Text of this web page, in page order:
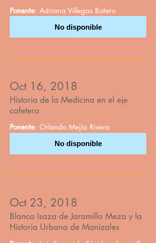
Ponente: Adriana Villegas Botero
No disponible
Oct 16, 2018
Historia de la Medicina en el eje
cafetero
Ponente: Orlando Mejía Rivera
No disponible
Oct 23, 2018
Blanca Isaza de Jaramillo Meza y la
Historia Urbana de Manizales